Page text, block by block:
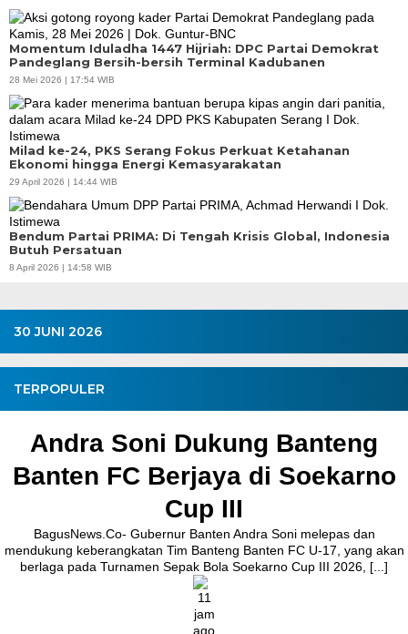
Momentum Iduladha 1447 Hijriah: DPC Partai Demokrat
Pandeglang Bersih-bersih Terminal Kadubanen
28 Mei 2026 | 17:54 WIB
Milad ke-24, PKS Serang Fokus Perkuat Ketahanan
Ekonomi hingga Energi Kemasyarakatan
29 April 2026 | 14:44 WIB
Bendum Partai PRIMA: Di Tengah Krisis Global, Indonesia
Butuh Persatuan
8 April 2026 | 14:58 WIB
30 JUNI 2026
TERPOPULER
Andra Soni Dukung Banteng
Banten FC Berjaya di Soekarno
Cup III
BagusNews.Co- Gubernur Banten Andra Soni melepas dan
mendukung keberangkatan Tim Banteng Banten FC U-17, yang akan
berlaga pada Turnamen Sepak Bola Soekarno Cup III 2026, [...]